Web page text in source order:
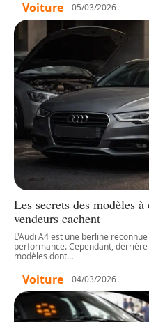
Voiture 05/03/2026
Les secrets des modèles
vendeurs cachent
L'Audi A4 est une berline
performance. Cependant,
modèles dont…
Voiture 04/03/2026